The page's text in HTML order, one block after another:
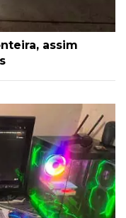
assim